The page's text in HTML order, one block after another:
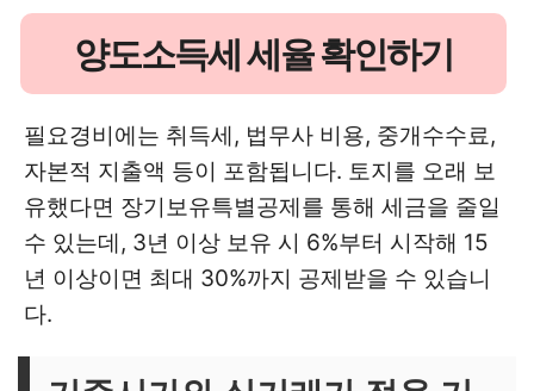
양도소득세 세율 확인하기
필요경비에는 취득세, 법무사 비용, 중개수수료,
자본적 지출액 등이 포함됩니다. 토지를 오래 보
유했다면 장기보유특별공제를 통해 세금을 줄일
수 있는데, 3년 이상 보유 시 6%부터 시작해 15
년 이상이면 최대 30%까지 공제받을 수 있습니
다.